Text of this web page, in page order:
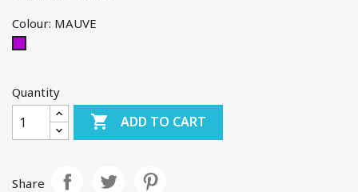
Colour: MAUVE
Quantity
 ADD TO CART
Share